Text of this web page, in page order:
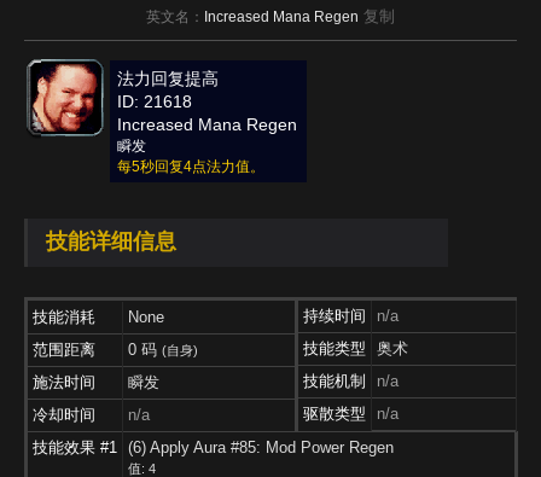
英文名： Increased Mana Regen 复制
法力回复提高
ID: 21618
Increased Mana Regen
瞬发
每5秒回复4点法力值。
技能详细信息
持续时间
n/a
技能类型
奥术
技能机制
n/a
驱散类型
n/a
技能消耗
None
范围距离
0 码 (自身)
施法时间
瞬发
冷却时间
n/a
技能效果 #1
(6) Apply Aura #85: Mod Power Regen
值: 4
使用者 (47) 使用者 (3) 参见 (42)